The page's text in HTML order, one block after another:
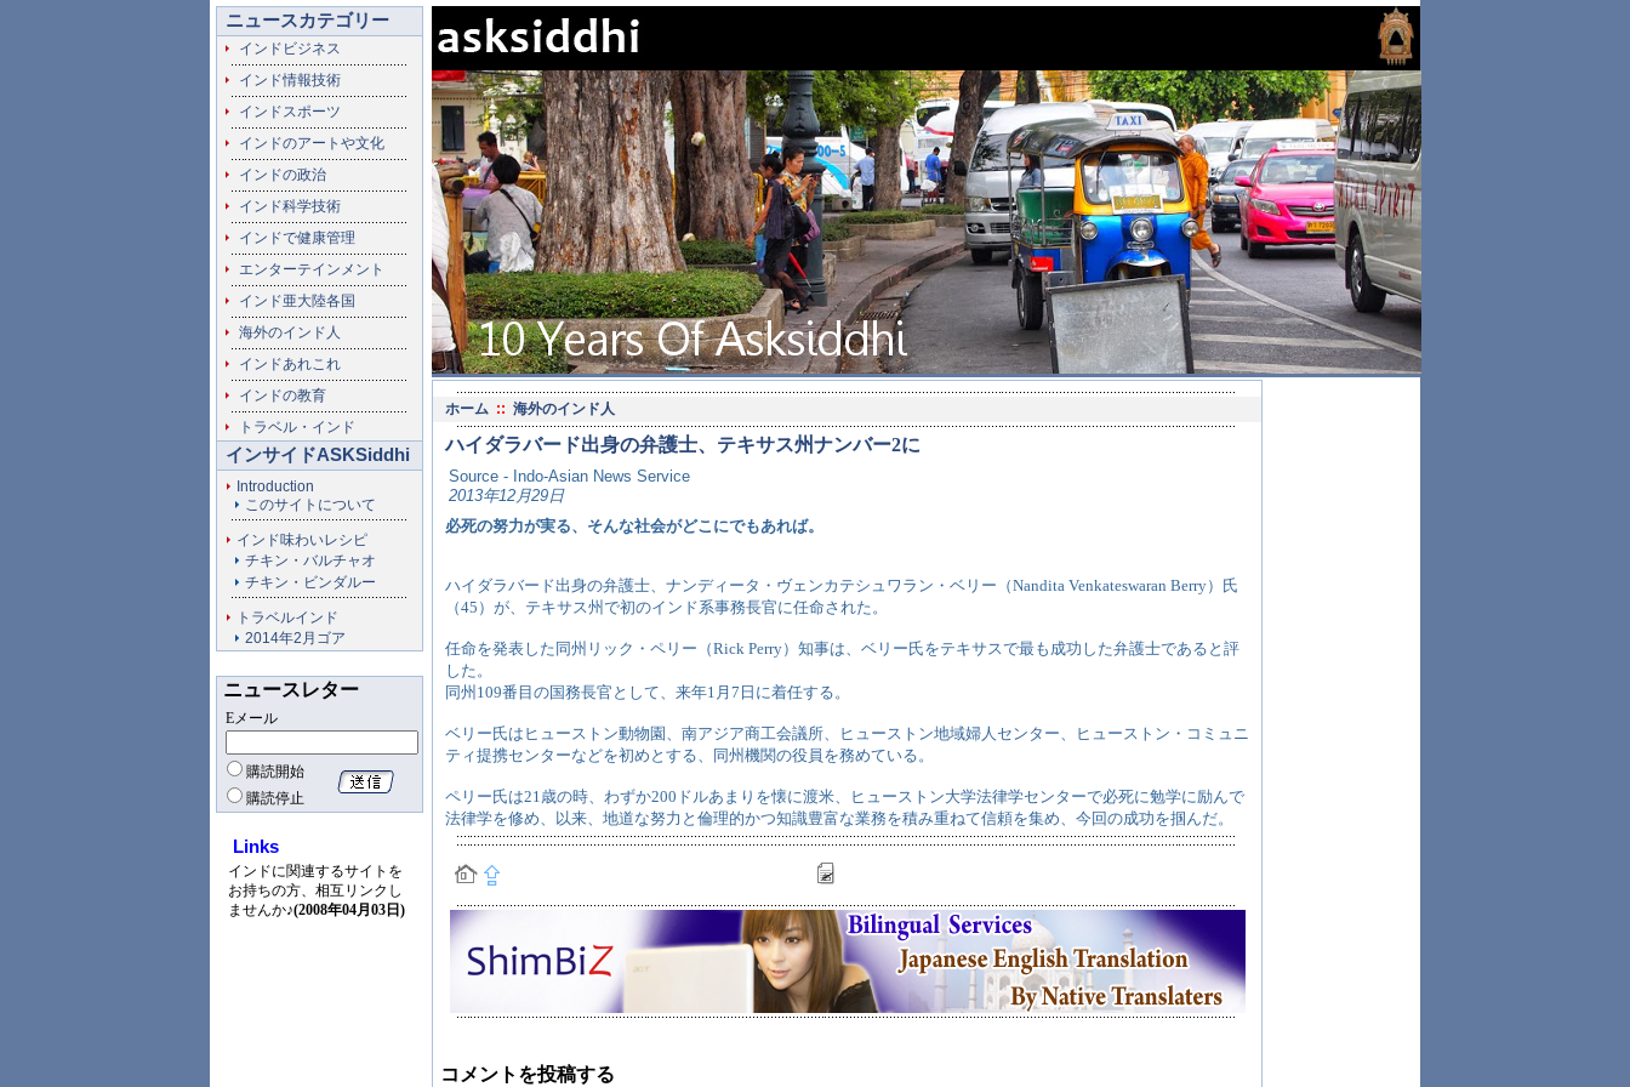
ニュースカテゴリー
インドビジネス
インド情報技術
インドスポーツ
インドのアートや文化
インドの政治
インド科学技術
インドで健康管理
エンターテインメント
インド亜大陸各国
海外のインド人
インドあれこれ
インドの教育
トラベル・インド
インサイドASKSiddhi
Introduction
このサイトについて
インド味わいレシピ
チキン・バルチャオ
チキン・ビンダルー
トラベルインド
2014年2月ゴア
ニュースレター
Eメール
購読開始
購読停止
Links
インドに関連するサイトを
お持ちの方、相互リンクし
ませんか♪(2008年04月03日)
ホーム :: 海外のインド人
ハイダラバード出身の弁護士、テキサス州ナンバー2に
Source - Indo-Asian News Service
2013年12月29日
必死の努力が実る、そんな社会がどこにでもあれば。
ハイダラバード出身の弁護士、ナンディータ・ヴェンカテシュワラン・ベリー（Nandita Venkateswaran Berry）氏
（45）が、テキサス州で初のインド系事務長官に任命された。
任命を発表した同州リック・ペリー（Rick Perry）知事は、ベリー氏をテキサスで最も成功した弁護士であると評
した。
同州109番目の国務長官として、来年1月7日に着任する。
ベリー氏はヒューストン動物園、南アジア商工会議所、ヒューストン地域婦人センター、ヒューストン・コミュニ
ティ提携センターなどを初めとする、同州機関の役員を務めている。
ペリー氏は21歳の時、わずか200ドルあまりを懐に渡米、ヒューストン大学法律学センターで必死に勉学に励んで
法律学を修め、以来、地道な努力と倫理的かつ知識豊富な業務を積み重ねて信頼を集め、今回の成功を掴んだ。
コメントを投稿する